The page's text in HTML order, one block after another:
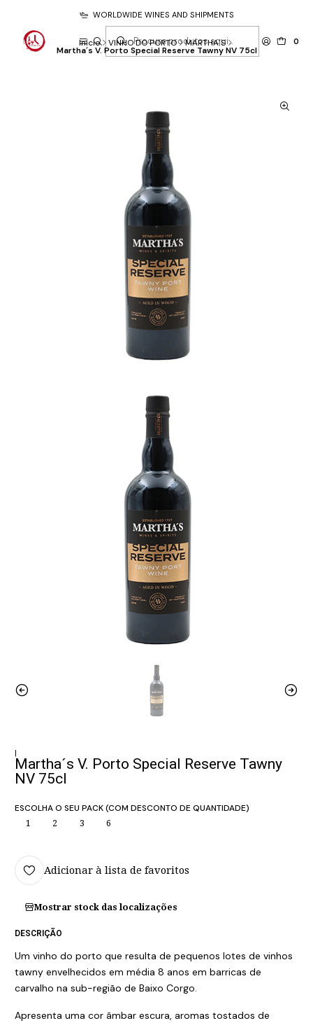
0
WORLDWIDE WINES AND SHIPMENTS
Início VINHO DO PORTO MARTHA´S
Martha´s V. Porto Special Reserve Tawny NV 75cl
|
Martha´s V. Porto Special Reserve Tawny
NV 75cl
ESCOLHA O SEU PACK (COM DESCONTO DE QUANTIDADE)
1 2 3 6
Adicionar à lista de favoritos
Mostrar stock das localizações
DESCRIÇÃO
Um vinho do porto que resulta de pequenos lotes de vinhos
tawny envelhecidos em média 8 anos em barricas de
carvalho na sub-região de Baixo Corgo.
Apresenta uma cor âmbar escura, aromas tostados de